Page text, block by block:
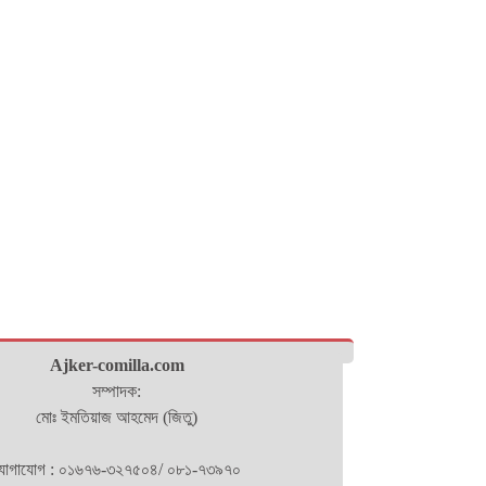
Ajker-comilla.com
সম্পাদক:
মোঃ ইমতিয়াজ আহমেদ (জিতু)
: ০১৬৭৬-৩২৭৫০৪/ ০৮১-৭৩৯৭০